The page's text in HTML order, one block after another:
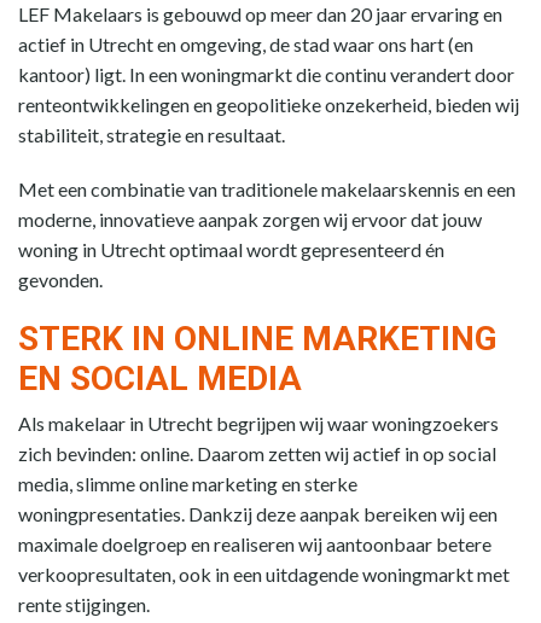
LEF Makelaars is gebouwd op meer dan 20 jaar ervaring en
actief in Utrecht en omgeving, de stad waar ons hart (en
kantoor) ligt. In een woningmarkt die continu verandert door
renteontwikkelingen en geopolitieke onzekerheid, bieden wij
stabiliteit, strategie en resultaat.
Met een combinatie van traditionele makelaarskennis en een
moderne, innovatieve aanpak zorgen wij ervoor dat jouw
woning in Utrecht optimaal wordt gepresenteerd én
gevonden.
STERK IN ONLINE MARKETING
EN SOCIAL MEDIA
Als makelaar in Utrecht begrijpen wij waar woningzoekers
zich bevinden: online. Daarom zetten wij actief in op social
media, slimme online marketing en sterke
woningpresentaties. Dankzij deze aanpak bereiken wij een
maximale doelgroep en realiseren wij aantoonbaar betere
verkoopresultaten, ook in een uitdagende woningmarkt met
rente stijgingen.